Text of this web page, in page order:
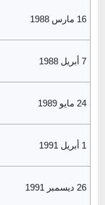
16 مارس 1988
7 أبريل 1988
24 مايو 1989
1 أبريل 1991
26 ديسمبر 1991